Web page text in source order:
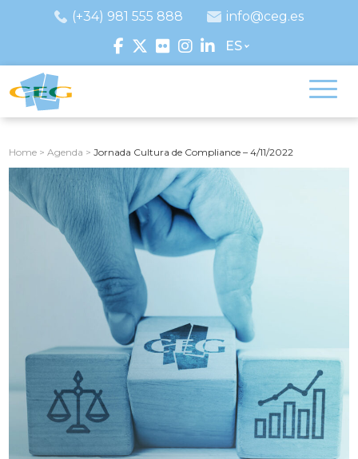
(+34) 981 555 888
info@ceg.es
ES
Home >Agenda >Jornada Cultura de Compliance – 4/11/2022